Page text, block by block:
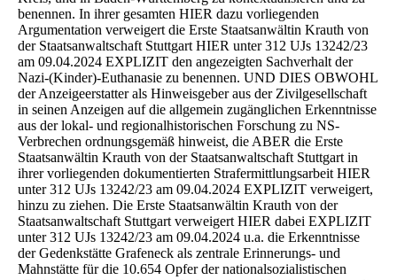
benennen. In ihrer gesamten HIER dazu vorliegenden
Argumentation verweigert die Erste Staatsanwältin Krauth von
der Staatsanwaltschaft Stuttgart HIER unter 312 UJs 13242/23
am 09.04.2024 EXPLIZIT den angezeigten Sachverhalt der
Nazi-(Kinder)-Euthanasie zu benennen. UND DIES OBWOHL
der Anzeigeerstatter als Hinweisgeber aus der Zivilgesellschaft
in seinen Anzeigen auf die allgemein zugänglichen Erkenntnisse
aus der lokal- und regionalhistorischen Forschung zu NS-
Verbrechen ordnungsgemäß hinweist, die ABER die Erste
Staatsanwältin Krauth von der Staatsanwaltschaft Stuttgart in
ihrer vorliegenden dokumentierten Strafermittlungsarbeit HIER
unter 312 UJs 13242/23 am 09.04.2024 EXPLIZIT verweigert,
hinzu zu ziehen. Die Erste Staatsanwältin Krauth von der
Staatsanwaltschaft Stuttgart verweigert HIER dabei EXPLIZIT
unter 312 UJs 13242/23 am 09.04.2024 u.a. die Erkenntnisse
der Gedenkstätte Grafeneck als zentrale Erinnerungs- und
Mahnstätte für die 10.654 Opfer der nationalsozialistischen